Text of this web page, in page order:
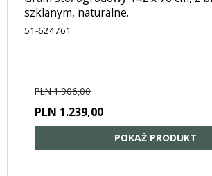
szklanym, naturalne.
51-624761
PLN 1.906,00
PLN 1.239,00
POKAŻ PRODUKT